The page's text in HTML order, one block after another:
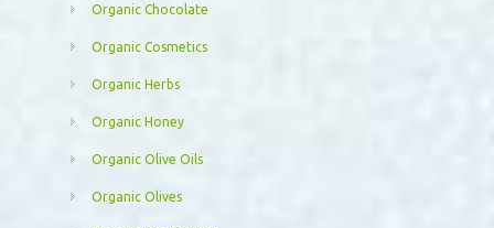
Organic Chocolate
Organic Cosmetics
Organic Herbs
Organic Honey
Organic Olive Oils
Organic Olives